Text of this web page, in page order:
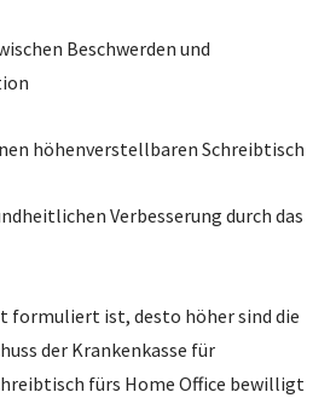
Beschwerden und
höhenverstellbaren Schreibtisch
Verbesserung durch das
formuliert ist, desto höher sind die
der Krankenkasse für
fürs Home Office bewilligt